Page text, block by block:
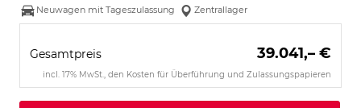
Neuwagen mit Tageszulassung
Zentrallager
Gesamtpreis 39.041,– €
incl. 17% MwSt., den Kosten für Überführung und Zulassungspapieren